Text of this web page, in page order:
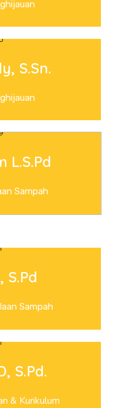
S.Sn.
L.S.Pd
Sampah
S.Pd
Sampah
S.Pd.
& Kurikulum